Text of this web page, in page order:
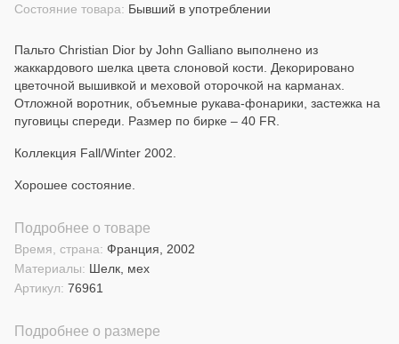
Состояние товара: Бывший в употреблении
Пальто Christian Dior by John Galliano выполнено из
жаккардового шелка цвета слоновой кости. Декорировано
цветочной вышивкой и меховой оторочкой на карманах.
Отложной воротник, объемные рукава-фонарики, застежка на
пуговицы спереди. Размер по бирке – 40 FR.
Коллекция Fall/Winter 2002.
Хорошее состояние.
Подробнее о товаре
Материалы: Шелк, мех
Время, страна: Франция, 2002
Артикул: 76961
Подробнее о размере